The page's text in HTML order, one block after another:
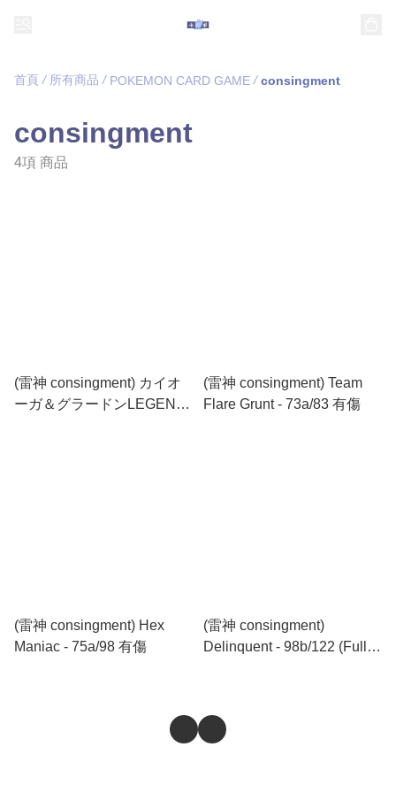
首頁 / 所有商品 / POKEMON CARD GAME / consingment
consingment
4項 商品
(雷神 consingment) カイオ
ーガ＆グラードンLEGEND
(雷神 consingment) Team
Flare Grunt - 73a/83 有傷
(雷神 consingment) Hex
Maniac - 75a/98 有傷
(雷神 consingment)
Delinquent - 98b/122 (Full